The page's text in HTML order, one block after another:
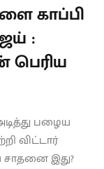
காப்பி
:
பெரிய
பழைய
விட்டார்
இது?